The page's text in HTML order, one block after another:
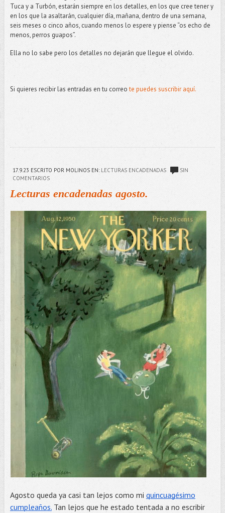
Tuca y a Turbón, estarán siempre en los detalles, en los que cree tener y
en los que la asaltarán, cualquier día, mañana, dentro de una semana,
seis meses o cinco años, cuando menos lo espere y piense “os echo de
menos, perros guapos”.
Ella no lo sabe pero los detalles no dejarán que llegue el olvido.
Si quieres recibir las entradas en tu correote puedes suscribir aquí.
17.9.23 ESCRITO POR MOLINOS EN: LECTURAS ENCADENADAS
SIN
COMENTARIOS
Lecturas encadenadas agosto.
Agosto queda ya casi tan lejos como mi quincuagésimo
cumpleaños.Tan lejos que he estado tentada a no escribir